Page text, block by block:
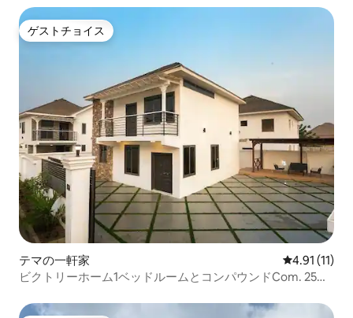
ゲストチョイス
ゲストチョイス
テマの一軒家 レビュー11
4.91 (11)
ビクトリーホーム1ベッドルームとコンパウンドCom. 25全